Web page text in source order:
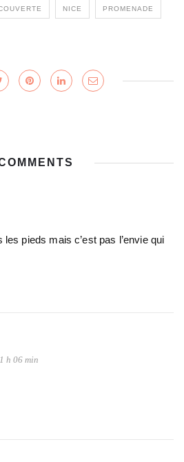
NICE PROMENADE
pieds mais c’est pas l’envie qui
h 06 min